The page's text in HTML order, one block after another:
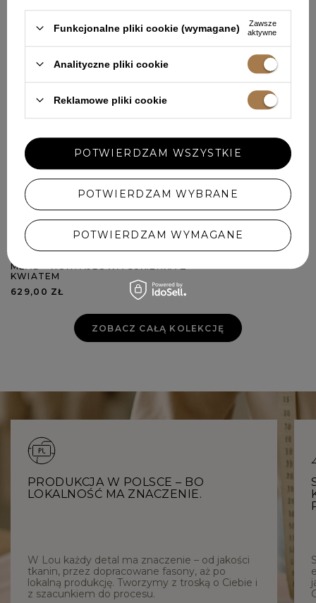
MEAD - KOKTAJLOWA SUKIENKA Z
KWIATEM
629,00 ZŁ
ZOBACZ CAŁĄ KOLEKCJĘ
PRODUKCJA W POLSCE – BO
LOKALNOŚĆ MA ZNACZENIE.
W Lou każdy detal ma znaczenie – od jakości
tkanin, przez dopracowane fasony, aż po
lokalną produkcję. Tworzymy z troską o Ciebie i
z szacunkiem do procesu.
Funkcjonalne pliki cookie (wymagane)
Zawsze
aktywne
Analityczne pliki cookie
Reklamowe pliki cookie
POTWIERDZAM WYBRANE
POTWIERDZAM WYMAGANE
POTWIERDZAM WSZYSTKIE